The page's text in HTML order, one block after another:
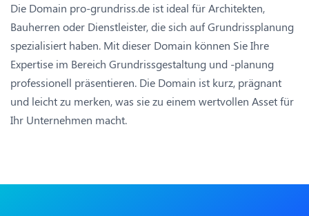
Die Domain pro-grundriss.de ist ideal für Architekten,
Bauherren oder Dienstleister, die sich auf Grundrissplanung
spezialisiert haben. Mit dieser Domain können Sie Ihre
Expertise im Bereich Grundrissgestaltung und -planung
professionell präsentieren. Die Domain ist kurz, prägnant
und leicht zu merken, was sie zu einem wertvollen Asset für
Ihr Unternehmen macht.